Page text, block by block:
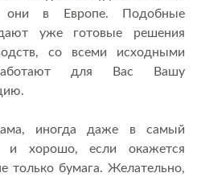
они в Европе. Подобные
уже готовые решения
со всеми исходными
для Вас Вашу
иногда даже в самый
и хорошо, если окажется
только бумага. Желательно,